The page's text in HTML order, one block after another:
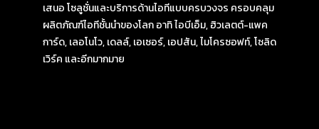
เสนอ โซลูชั่นและบริการด้านไอทีแบบครบวงจร ครอบคลุม
ผลิตภัณฑ์ไอทีชั้นนำของโลก อาทิ ไอบีเอ็ม, ฮิวเลตต์-แพค
การ์ด, เลอโนโว, เดลล์, เอเซอร์, เอปสัน, ไมโครซอฟท์, โซลิด
เวิร์ค และอีกมากมาย